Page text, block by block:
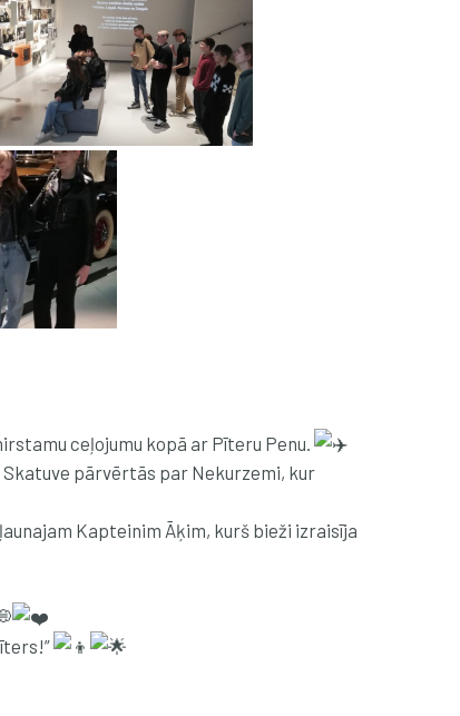
ceļojumu kopā ar Pīteru Penu.
pārvērtās par Nekurzemi, kur
Kapteinim Āķim, kurš bieži izraisīja